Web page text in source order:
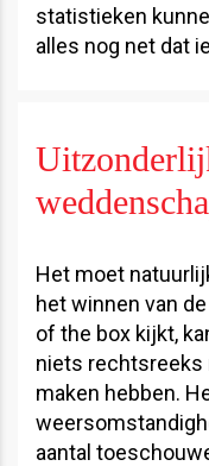
statistieken
alles nog net dat
Het moet
het winnen van
of the box kijkt,
niets
maken hebben.
aantal